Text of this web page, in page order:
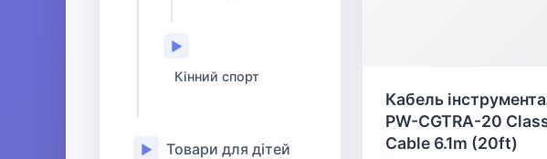
▶
Кінний спорт
▶ Товари для дітей
Кабель
PW-CGTRA-20
Cable 6.1m (20ft)